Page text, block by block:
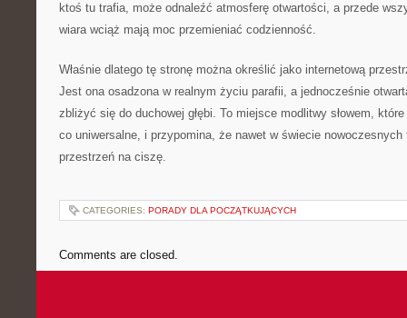
ktoś tu trafia, może odnaleźć atmosferę otwartości, a przede
wiara wciąż mają moc przemieniać codzienność.
Właśnie dlatego tę stronę można określić jako internetową
Jest ona osadzona w realnym życiu parafii, a jednocześnie
zbliżyć się do duchowej głębi. To miejsce modlitwy słowem,
co uniwersalne, i przypomina, że nawet w świecie
przestrzeń na ciszę.
CATEGORIES: PORADY DLA POCZĄTKUJĄCYCH
Comments are closed.